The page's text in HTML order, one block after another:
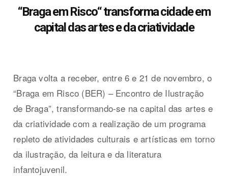
“Braga em Risco“ transforma cidade em
capital das artes e da criatividade
Braga volta a receber, entre 6 e 21 de novembro, o
“Braga em Risco (BER) – Encontro de Ilustração
de Braga”, transformando-se na capital das artes e
da criatividade com a realização de um programa
repleto de atividades culturais e artísticas em torno
da ilustração, da leitura e da literatura
infantojuvenil.